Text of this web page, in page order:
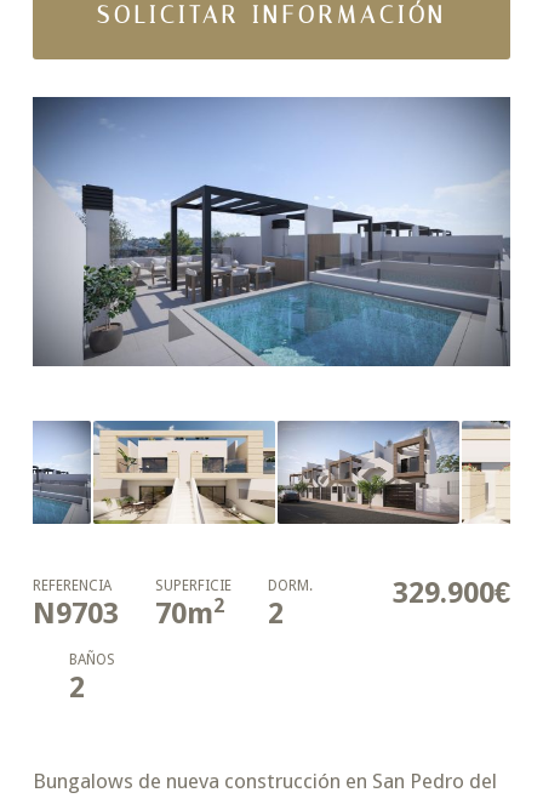
SOLICITAR INFORMACIÓN
329.900€
REFERENCIA
N9703
SUPERFICIE
70m2
DORM.
2
BAÑOS
2
Bungalows de nueva construcción en San Pedro del